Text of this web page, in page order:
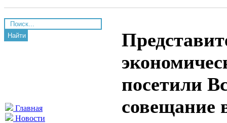
Найти
Главная
Новости
посетили
совещание